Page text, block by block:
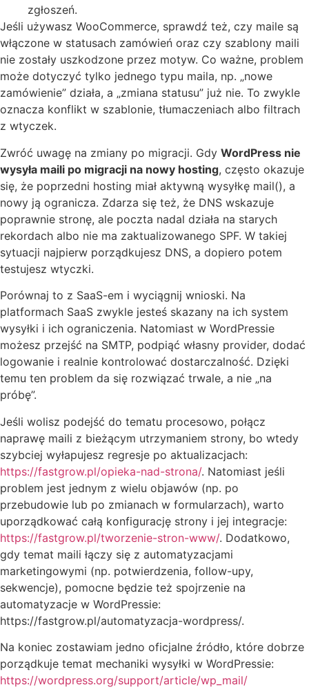
zgłoszeń.
Jeśli używasz WooCommerce, sprawdź też, czy maile są
włączone w statusach zamówień oraz czy szablony maili
nie zostały uszkodzone przez motyw. Co ważne, problem
może dotyczyć tylko jednego typu maila, np. „nowe
zamówienie” działa, a „zmiana statusu” już nie. To zwykle
oznacza konflikt w szablonie, tłumaczeniach albo filtrach
z wtyczek.
Zwróć uwagę na zmiany po migracji. Gdy WordPress nie
wysyła maili po migracji na nowy hosting, często okazuje
się, że poprzedni hosting miał aktywną wysyłkę mail(), a
nowy ją ogranicza. Zdarza się też, że DNS wskazuje
poprawnie stronę, ale poczta nadal działa na starych
rekordach albo nie ma zaktualizowanego SPF. W takiej
sytuacji najpierw porządkujesz DNS, a dopiero potem
testujesz wtyczki.
Porównaj to z SaaS-em i wyciągnij wnioski. Na
platformach SaaS zwykle jesteś skazany na ich system
wysyłki i ich ograniczenia. Natomiast w WordPressie
możesz przejść na SMTP, podpiąć własny provider, dodać
logowanie i realnie kontrolować dostarczalność. Dzięki
temu ten problem da się rozwiązać trwale, a nie „na
próbę”.
Jeśli wolisz podejść do tematu procesowo, połącz
naprawę maili z bieżącym utrzymaniem strony, bo wtedy
szybciej wyłapujesz regresje po aktualizacjach:
https://fastgrow.pl/opieka-nad-strona/. Natomiast jeśli
problem jest jednym z wielu objawów (np. po
przebudowie lub po zmianach w formularzach), warto
uporządkować całą konfigurację strony i jej integracje:
https://fastgrow.pl/tworzenie-stron-www/. Dodatkowo,
gdy temat maili łączy się z automatyzacjami
marketingowymi (np. potwierdzenia, follow-upy,
sekwencje), pomocne będzie też spojrzenie na
automatyzacje w WordPressie:
https://fastgrow.pl/automatyzacja-wordpress/.
Na koniec zostawiam jedno oficjalne źródło, które dobrze
porządkuje temat mechaniki wysyłki w WordPressie:
https://wordpress.org/support/article/wp_mail/